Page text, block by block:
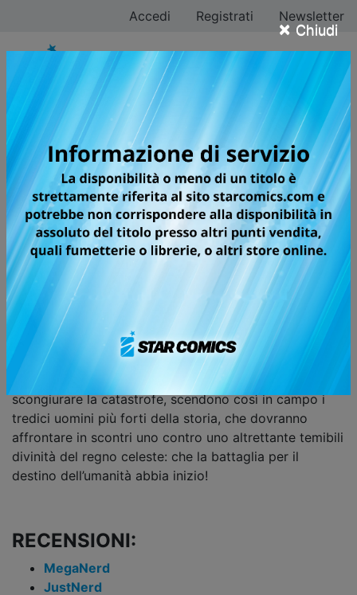
× Chiudi
Accedi Registrati Newsletter
RECORD OF
RAGNAROK
UOMINI CONTRO DEI: LA SFIDA
MORTALE PER LA SALVEZZA DEL
MONDO!
Durante l’assemblea per decidere le sorti del genere
umano, che si svolge nel regno celeste ogni mille anni,
irritati e stufi gli dei hanno infine deliberato l’estinzione
del genere umano! Ma la valchiria Brunhilde, titillandoli
nell’orgoglio, li convince a indire il “Ragnarok”, ovvero
la sfida finale fra divinità ed esseri umani! Per
scongiurare la catastrofe, scendono così in campo i
tredici uomini più forti della storia, che dovranno
affrontare in scontri uno contro uno altrettante temibili
divinità del regno celeste: che la battaglia per il
destino dell’umanità abbia inizio!
RECENSIONI:
MegaNerd
JustNerd